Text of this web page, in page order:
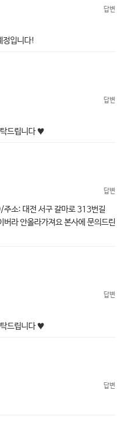
답변
정입니다!
답변
드립니다 ♥
답변
소: 대전 서구 갈마로 313번길
라 안올라가져요 본사에 문의드린
답변
드립니다 ♥
답변